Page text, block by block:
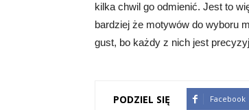
kilka chwil go odmienić. Jest to
bardziej że motywów do wyboru
gust, bo każdy z nich jest
PODZIEL SIĘ Facebook